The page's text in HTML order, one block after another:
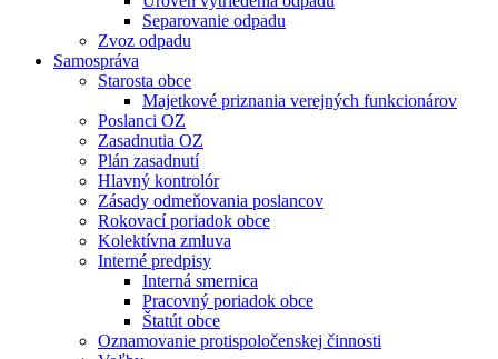
Separovanie odpadu
Zvoz odpadu
Samospráva
Starosta obce
Majetkové priznania verejných funkcionárov
Poslanci OZ
Zasadnutia OZ
Plán zasadnutí
Hlavný kontrolór
Zásady odmeňovania poslancov
Rokovací poriadok obce
Kolektívna zmluva
Interné predpisy
Interná smernica
Pracovný poriadok obce
Štatút obce
Oznamovanie protispoločenskej činnosti